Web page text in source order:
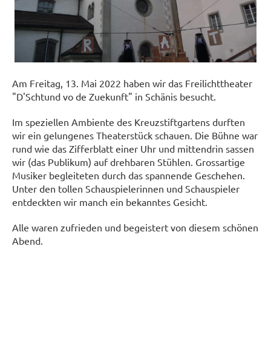
Am Freitag, 13. Mai 2022 haben wir das Freilichttheater
"D'Schtund vo de Zuekunft" in Schänis besucht.
Im speziellen Ambiente des Kreuzstiftgartens durften
wir ein gelungenes Theaterstück schauen. Die Bühne war
rund wie das Zifferblatt einer Uhr und mittendrin sassen
wir (das Publikum) auf drehbaren Stühlen. Grossartige
Musiker begleiteten durch das spannende Geschehen.
Unter den tollen Schauspielerinnen und Schauspieler
entdeckten wir manch ein bekanntes Gesicht.
Alle waren zufrieden und begeistert von diesem schönen
Abend.